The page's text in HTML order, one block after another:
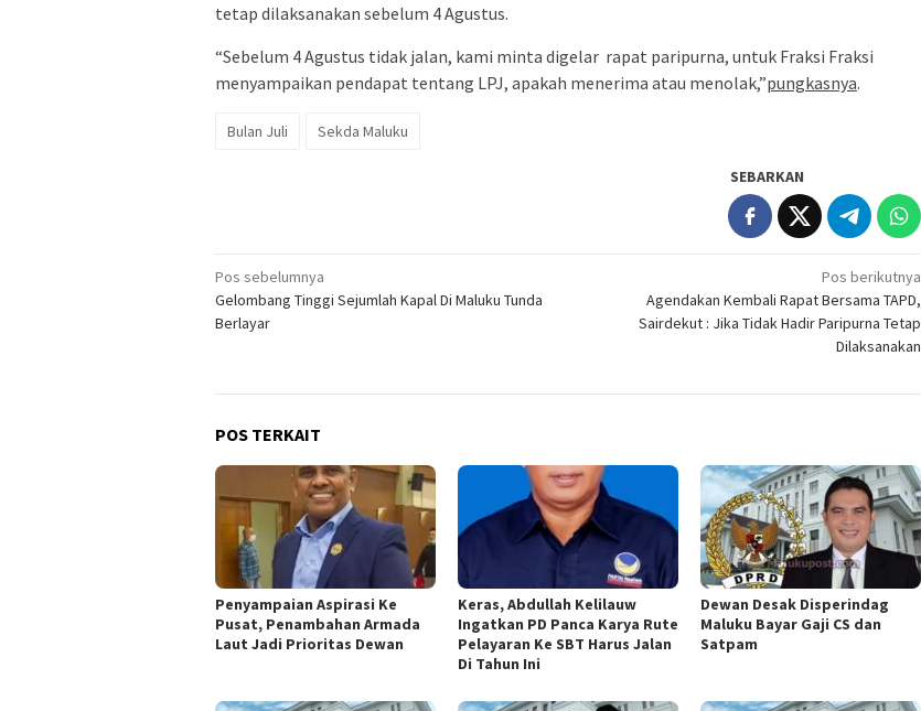
tetap dilaksanakan sebelum 4 Agustus.
“Sebelum 4 Agustus tidak jalan, kami minta digelar rapat paripurna, untuk Fraksi Fraksi
menyampaikan pendapat tentang LPJ, apakah menerima atau menolak,”pungkasnya.
Bulan Juli Sekda Maluku
SEBARKAN
Navigasi
pos
Pos sebelumnya
Gelombang Tinggi Sejumlah Kapal Di Maluku Tunda
Berlayar
Pos berikutnya
Agendakan Kembali Rapat Bersama TAPD,
Sairdekut : Jika Tidak Hadir Paripurna Tetap
Dilaksanakan
POS TERKAIT
Penyampaian Aspirasi Ke
Pusat, Penambahan Armada
Laut Jadi Prioritas Dewan
Keras, Abdullah Kelilauw
Ingatkan PD Panca Karya Rute
Pelayaran Ke SBT Harus Jalan
Di Tahun Ini
Dewan Desak Disperindag
Maluku Bayar Gaji CS dan
Satpam